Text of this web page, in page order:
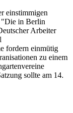
einstimmigen
"Die in Berlin
Arbeiter
fordern einmütig
zu einem
sollte am 14.